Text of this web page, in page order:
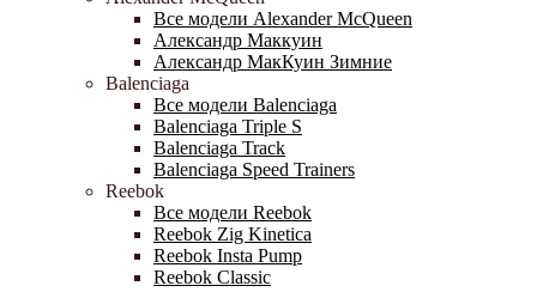
Все модели Alexander McQueen
Александр Маккуин
Александр МакКуин Зимние
Balenciaga
Все модели Balenciaga
Balenciaga Triple S
Balenciaga Track
Balenciaga Speed Trainers
Reebok
Все модели Reebok
Reebok Zig Kinetica
Reebok Insta Pump
Reebok Classic